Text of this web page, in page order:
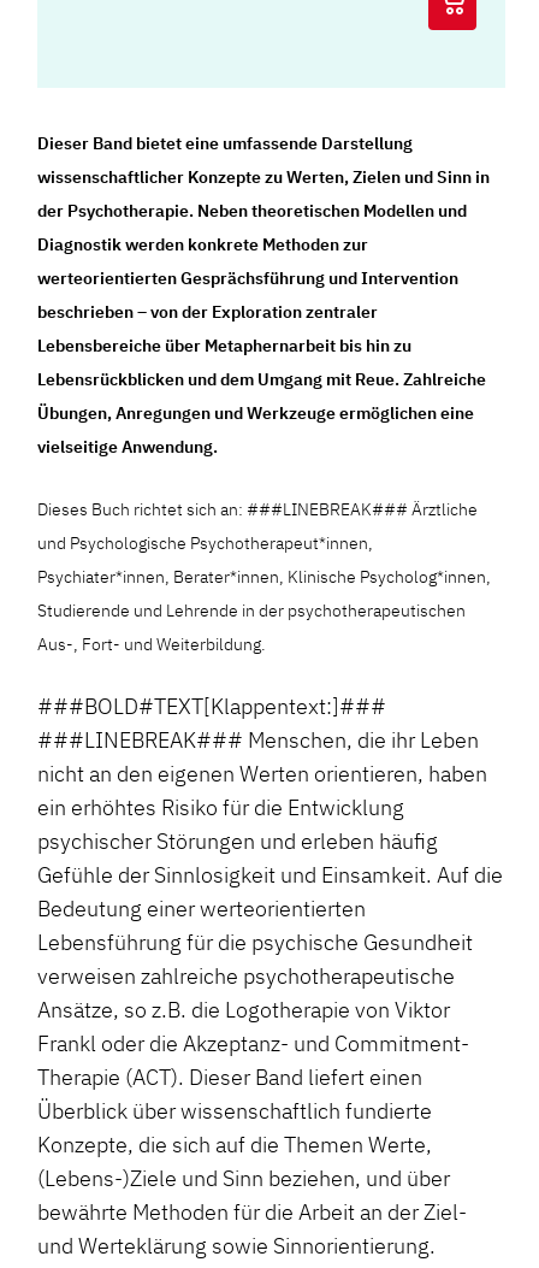
Dieser Band bietet eine umfassende Darstellung
wissenschaftlicher Konzepte zu Werten, Zielen und Sinn in
der Psychotherapie. Neben theoretischen Modellen und
Diagnostik werden konkrete Methoden zur
werteorientierten Gesprächsführung und Intervention
beschrieben – von der Exploration zentraler
Lebensbereiche über Metaphernarbeit bis hin zu
Lebensrückblicken und dem Umgang mit Reue. Zahlreiche
Übungen, Anregungen und Werkzeuge ermöglichen eine
vielseitige Anwendung.
Dieses Buch richtet sich an: ###LINEBREAK### Ärztliche
und Psychologische Psychotherapeut*innen,
Psychiater*innen, Berater*innen, Klinische Psycholog*innen,
Studierende und Lehrende in der psychotherapeutischen
Aus-, Fort- und Weiterbildung.
###BOLD#TEXT[Klappentext:]###
###LINEBREAK### Menschen, die ihr Leben
nicht an den eigenen Werten orientieren, haben
ein erhöhtes Risiko für die Entwicklung
psychischer Störungen und erleben häufig
Gefühle der Sinnlosigkeit und Einsamkeit. Auf die
Bedeutung einer werteorientierten
Lebensführung für die psychische Gesundheit
verweisen zahlreiche psychotherapeutische
Ansätze, so z.B. die Logotherapie von Viktor
Frankl oder die Akzeptanz- und Commitment-
Therapie (ACT). Dieser Band liefert einen
Überblick über wissenschaftlich fundierte
Konzepte, die sich auf die Themen Werte,
(Lebens-)Ziele und Sinn beziehen, und über
bewährte Methoden für die Arbeit an der Ziel-
und Werteklärung sowie Sinnorientierung.